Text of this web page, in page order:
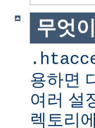
무엇
용하면
여러 설
렉토리